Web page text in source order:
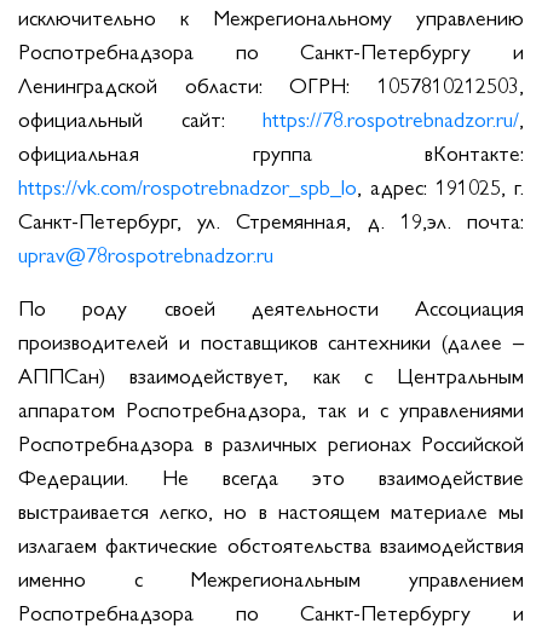
исключительно к Межрегиональному управлению
Роспотребнадзора по Санкт-Петербургу и
Ленинградской области: ОГРН: 1057810212503,
официальный сайт: https://78.rospotrebnadzor.ru/,
официальная группа вКонтакте:
https://vk.com/rospotrebnadzor_spb_lo, адрес: 191025, г.
Санкт-Петербург, ул. Стремянная, д. 19,эл. почта:
uprav@78rospotrebnadzor.ru
По роду своей деятельности Ассоциация
производителей и поставщиков сантехники (далее –
АППСан) взаимодействует, как с Центральным
аппаратом Роспотребнадзора, так и с управлениями
Роспотребнадзора в различных регионах Российской
Федерации. Не всегда это взаимодействие
выстраивается легко, но в настоящем материале мы
излагаем фактические обстоятельства взаимодействия
именно с Межрегиональным управлением
Роспотребнадзора по Санкт-Петербургу и